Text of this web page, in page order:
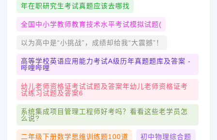
年在职研究生考试真题应该去哪找
全国中小学教师教育技术水平考试模拟试题(
以为高中是“小挑战”，成绩却给我“大震撼”！
高等学校英语应用能力考试A级历年真题题库及答案 -
哔哩哔哩
幼儿老师资格证考试试题及答案年幼儿老师资格证考
试练习试题及答案6
系统集成项目管理工程师好考吗？看看这些老学员怎
么说?
二年级下册数学思维训练题100道 初中物理综合题